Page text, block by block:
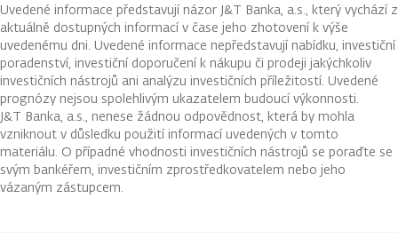
Uvedené informace představují názor J&T Banka, a.s., který vychází z
aktuálně dostupných informací v čase jeho zhotovení k výše
uvedenému dni. Uvedené informace nepředstavují nabídku, investiční
poradenství, investiční doporučení k nákupu či prodeji jakýchkoliv
investičních nástrojů ani analýzu investičních příležitostí. Uvedené
prognózy nejsou spolehlivým ukazatelem budoucí výkonnosti.
J&T Banka, a.s., nenese žádnou odpovědnost, která by mohla
vzniknout v důsledku použití informací uvedených v tomto
materiálu. O případné vhodnosti investičních nástrojů se poraďte se
svým bankéřem, investičním zprostředkovatelem nebo jeho
vázaným zástupcem.